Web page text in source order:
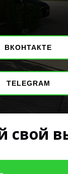
ВКОНТАКТЕ
TELEGRAM
свой